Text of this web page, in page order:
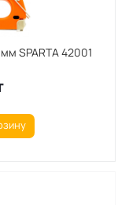
SPARTA 42001